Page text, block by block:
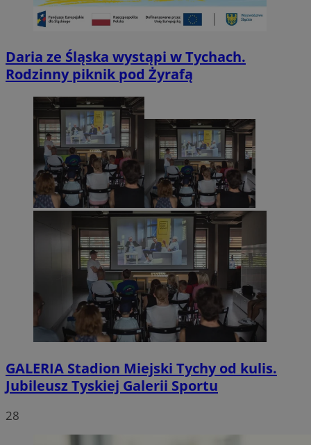
Daria ze Śląska wystąpi w Tychach.
Rodzinny piknik pod Żyrafą
GALERIA Stadion Miejski Tychy od kulis.
Jubileusz Tyskiej Galerii Sportu
28